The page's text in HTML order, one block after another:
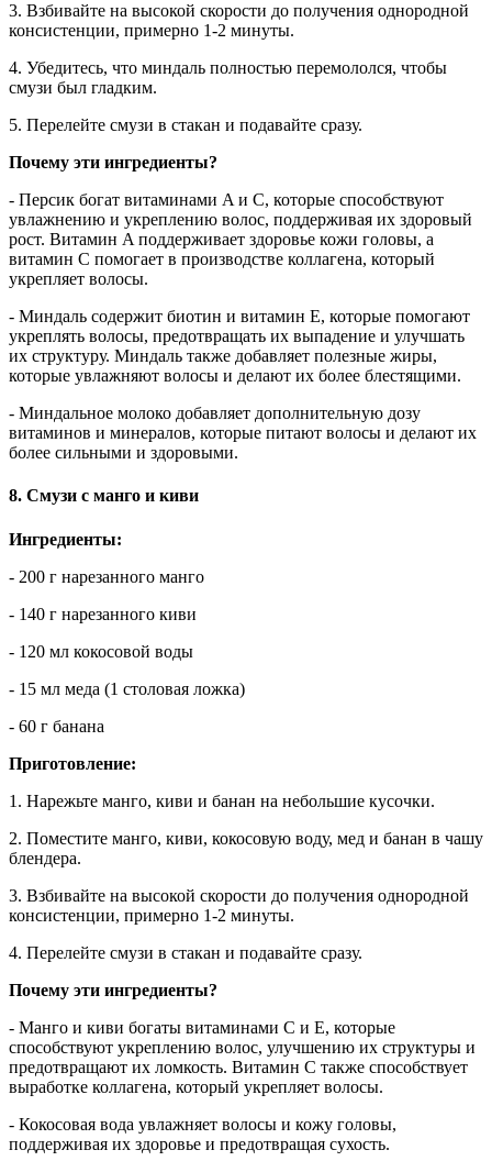
3. Взбивайте на высокой скорости до получения однородной
консистенции, примерно 1-2 минуты.
4. Убедитесь, что миндаль полностью перемололся, чтобы
смузи был гладким.
5. Перелейте смузи в стакан и подавайте сразу.
Почему эти ингредиенты?
- Персик богат витаминами A и C, которые способствуют
увлажнению и укреплению волос, поддерживая их здоровый
рост. Витамин A поддерживает здоровье кожи головы, а
витамин C помогает в производстве коллагена, который
укрепляет волосы.
- Миндаль содержит биотин и витамин E, которые помогают
укреплять волосы, предотвращать их выпадение и улучшать
их структуру. Миндаль также добавляет полезные жиры,
которые увлажняют волосы и делают их более блестящими.
- Миндальное молоко добавляет дополнительную дозу
витаминов и минералов, которые питают волосы и делают их
более сильными и здоровыми.
8. Смузи с манго и киви
Ингредиенты:
- 200 г нарезанного манго
- 140 г нарезанного киви
- 120 мл кокосовой воды
- 15 мл меда (1 столовая ложка)
- 60 г банана
Приготовление:
1. Нарежьте манго, киви и банан на небольшие кусочки.
2. Поместите манго, киви, кокосовую воду, мед и банан в чашу
блендера.
3. Взбивайте на высокой скорости до получения однородной
консистенции, примерно 1-2 минуты.
4. Перелейте смузи в стакан и подавайте сразу.
Почему эти ингредиенты?
- Манго и киви богаты витаминами C и E, которые
способствуют укреплению волос, улучшению их структуры и
предотвращают их ломкость. Витамин C также способствует
выработке коллагена, который укрепляет волосы.
- Кокосовая вода увлажняет волосы и кожу головы,
поддерживая их здоровье и предотвращая сухость.